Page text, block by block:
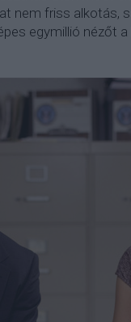
nem friss alkotás,
egymillió nézőt